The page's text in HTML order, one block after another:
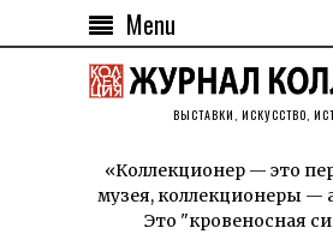
Menu
ВЫСТАВКИ, ИСКУССТВО,
«Коллекционер — это
музея, коллекционеры —
Это "кровеносная